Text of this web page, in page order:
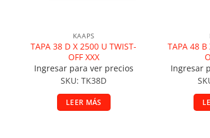
KAAPS
TAPA 38 D X 2500 U TWIST-
OFF XXX
Ingresar para ver precios
SKU: TK38D
LEER MÁS
TAPA 48 B
Ingresar